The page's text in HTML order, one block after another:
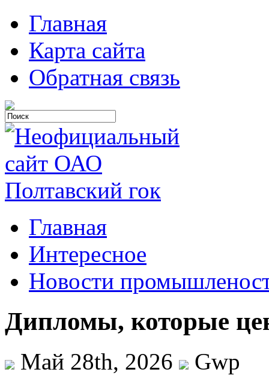
Главная
Карта сайта
Обратная связь
Главная
Интересное
Новости
Дипломы, которые
Май 28th, 2026
Gwp